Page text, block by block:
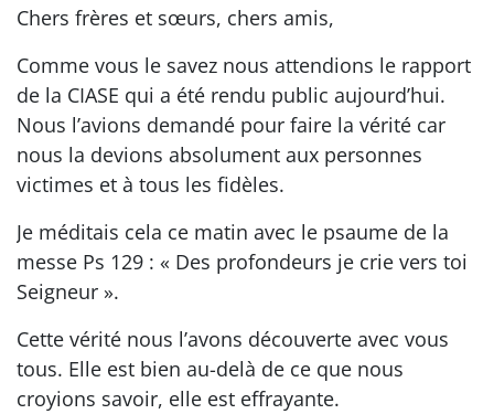
Chers frères et sœurs, chers amis,
Comme vous le savez nous attendions le rapport
de la CIASE qui a été rendu public aujourd’hui.
Nous l’avions demandé pour faire la vérité car
nous la devions absolument aux personnes
victimes et à tous les fidèles.
Je méditais cela ce matin avec le psaume de la
messe Ps 129 : « Des profondeurs je crie vers toi
Seigneur ».
Cette vérité nous l’avons découverte avec vous
tous. Elle est bien au-delà de ce que nous
croyions savoir, elle est effrayante.